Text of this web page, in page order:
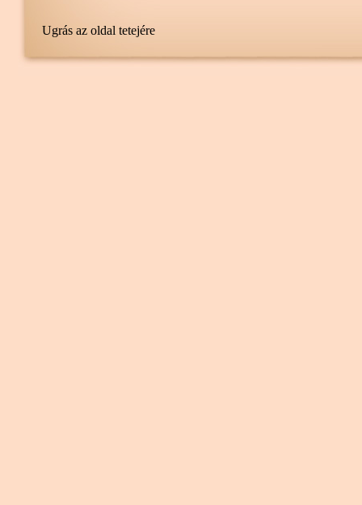
Ugrás az oldal tetejére